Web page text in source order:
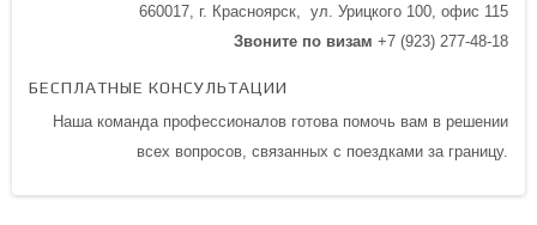
660017, г. Красноярск,
ул. Урицкого 100, офис 115
Звоните по визам +7 (923) 277-48-18
БЕСПЛАТНЫЕ КОНСУЛЬТАЦИИ
Наша команда профессионалов готова помочь вам в решении
всех вопросов, связанных с поездками за границу.